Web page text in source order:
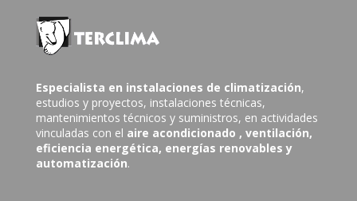
Especialista en instalaciones de climatización,
estudios y proyectos, instalaciones técnicas,
mantenimientos técnicos y suministros, en actividades
vinculadas con el aire acondicionado , ventilación,
eficiencia energética, energías renovables y
automatización.